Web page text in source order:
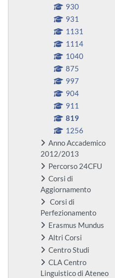
930
931
1131
1114
1040
875
997
904
911
819
1256
Anno Accademico
2012/2013
Percorso 24CFU
Corsi di
Aggiornamento
Corsi di
Perfezionamento
Erasmus Mundus
Altri Corsi
Centro Studi
CLA Centro
Linguistico di Ateneo